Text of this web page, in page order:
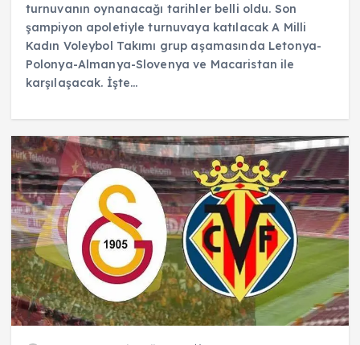
turnuvanın oynanacağı tarihler belli oldu. Son
şampiyon apoletiyle turnuvaya katılacak A Milli
Kadın Voleybol Takımı grup aşamasında Letonya-
Polonya-Almanya-Slovenya ve Macaristan ile
karşılaşacak. İşte…